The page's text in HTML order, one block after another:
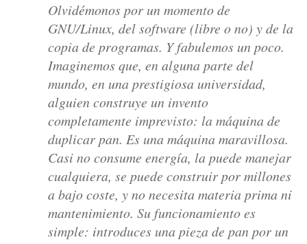
Olvidémonos por un momento de
GNU/Linux, del software (libre o no) y de la
copia de programas. Y fabulemos un poco.
Imaginemos que, en alguna parte del
mundo, en una prestigiosa universidad,
alguien construye un invento
completamente imprevisto: la máquina de
duplicar pan. Es una máquina maravillosa.
Casi no consume energía, la puede manejar
cualquiera, se puede construir por millones
a bajo coste, y no necesita materia prima ni
mantenimiento. Su funcionamiento es
simple: introduces una pieza de pan por un